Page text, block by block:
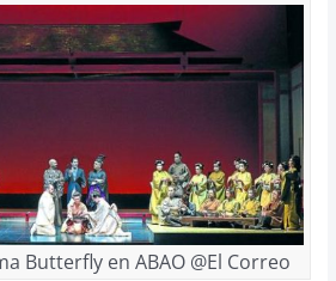
Butterfly en ABAO @El Correo